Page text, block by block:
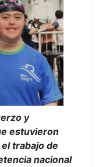
y
estuvieron
trabajo de
nacional